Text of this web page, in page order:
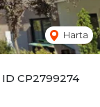
ID CP2799274
Harta